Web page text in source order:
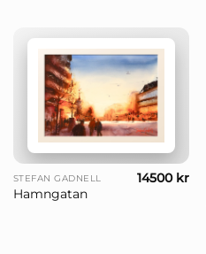
STEFAN GADNELL
Hamngatan
14500 kr